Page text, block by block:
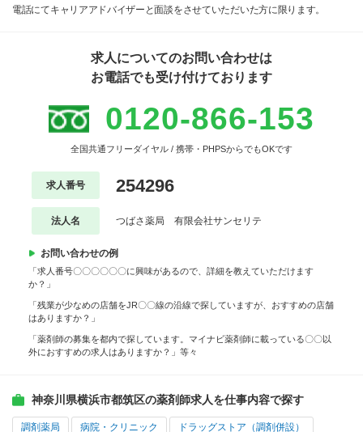
電話にてキャリアアドバイザーと面談をさせていただいた方に限ります。
求人についてのお問い合わせは
お電話でも受け付けております
0120-866-153
全国共通フリーダイヤル / 携帯・PHPSからでもOKです
求人番号 254296
法人名 つばさ薬局 有限会社サンセリテ
お問い合わせの例
「求人番号〇〇〇〇〇〇に興味があるので、詳細を教えていただけます
か？」
「残業が少なめの店舗をJR〇〇線の沿線で探していますが、おすすめの店舗
はありますか？」
「薬剤師の募集を都内で探しています。マイナビ薬剤師に載っている〇〇以
外におすすめの求人はありますか？」等々
神奈川県横浜市都筑区の薬剤師求人を仕事内容で探す
調剤薬局 病院・クリニック ドラッグストア（調剤併設）